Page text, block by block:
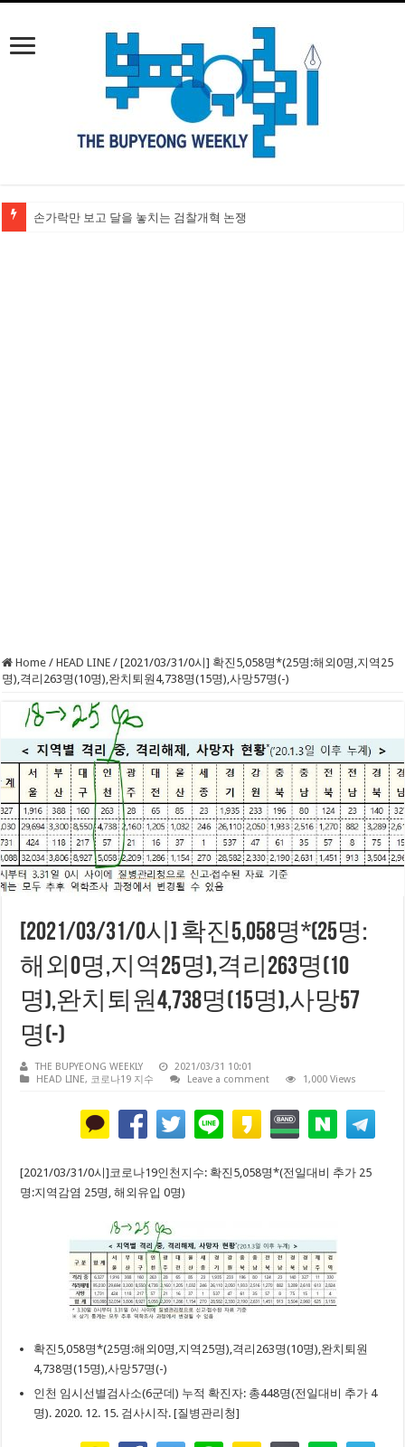
손가락만 보고 달을 놓치는 검찰개혁 논쟁
Home / HEAD LINE / [2021/03/31/0시] 확진5,058명*(25명:해외0명,지역25
명),격리263명(10명),완치퇴원4,738명(15명),사망57명(-)
[2021/03/31/0시] 확진5,058명*(25명:
해외0명,지역25명),격리263명(10
명),완치퇴원4,738명(15명),사망57
명(-)
THE BUPYEONG WEEKLY
2021/03/31 10:01
HEAD LINE, 코로나19 지수 Leave a comment 1,000 Views
[2021/03/31/0시]코로나19인천지수: 확진5,058명*(전일대비 추가 25
명:지역감염 25명, 해외유입 0명)
확진5,058명*(25명:해외0명,지역25명),격리263명(10명),완치퇴원
4,738명(15명),사망57명(-)
인천 임시선별검사소(6군데) 누적 확진자: 총448명(전일대비 추가 4
명). 2020. 12. 15. 검사시작. [질병관리청]